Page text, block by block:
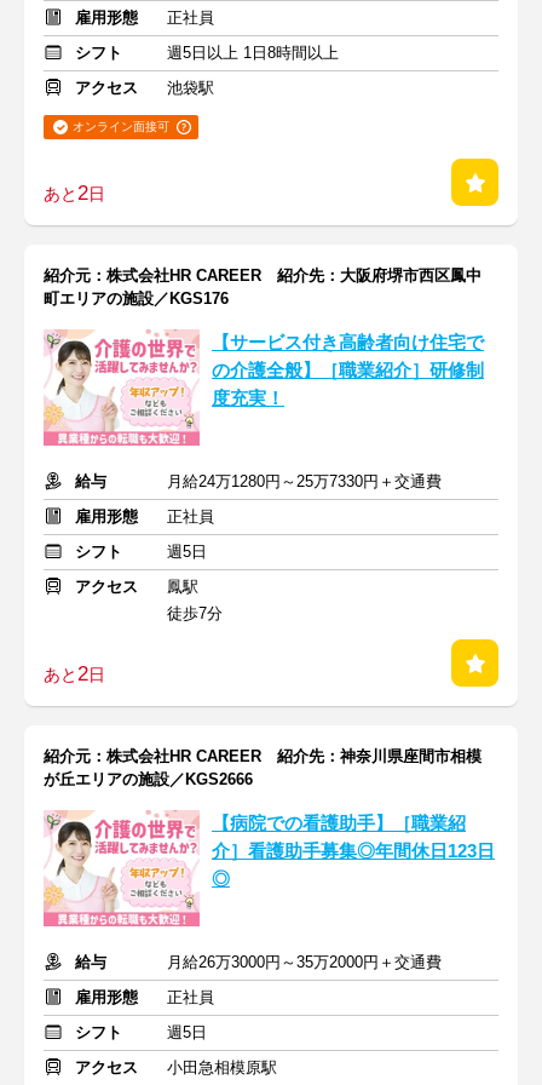
雇用形態
正社員
シフト
週5日以上 1日8時間以上
アクセス
池袋駅
オンライン面接可
あと2日
紹介元：株式会社HR CAREER 紹介先：大阪府堺市西区鳳中
町エリアの施設／KGS176
【サービス付き高齢者向け住宅で
の介護全般】［職業紹介］研修制
度充実！
給与
月給24万1280円～25万7330円＋交通費
雇用形態
正社員
シフト
週5日
アクセス
鳳駅
徒歩7分
あと2日
紹介元：株式会社HR CAREER 紹介先：神奈川県座間市相模
が丘エリアの施設／KGS2666
【病院での看護助手】［職業紹
介］看護助手募集◎年間休日123日
◎
給与
月給26万3000円～35万2000円＋交通費
雇用形態
正社員
シフト
週5日
アクセス
小田急相模原駅